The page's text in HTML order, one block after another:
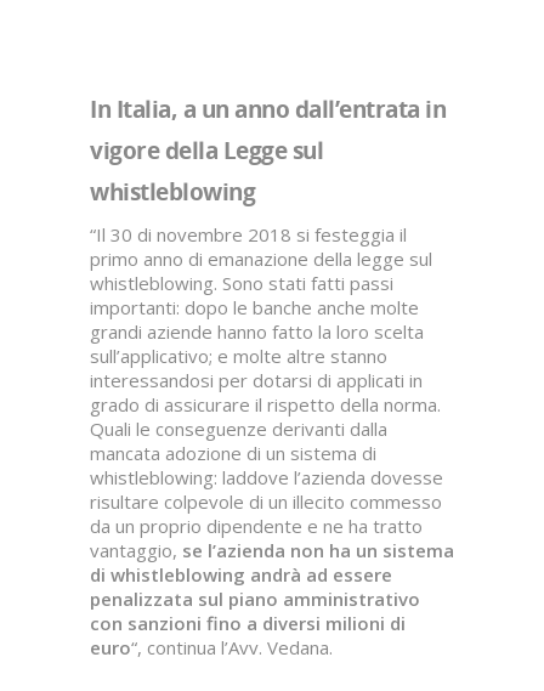
In Italia, a un anno dall’entrata in
vigore della Legge sul
whistleblowing
“Il 30 di novembre 2018 si festeggia il
primo anno di emanazione della legge sul
whistleblowing. Sono stati fatti passi
importanti: dopo le banche anche molte
grandi aziende hanno fatto la loro scelta
sull’applicativo; e molte altre stanno
interessandosi per dotarsi di applicati in
grado di assicurare il rispetto della norma.
Quali le conseguenze derivanti dalla
mancata adozione di un sistema di
whistleblowing: laddove l’azienda dovesse
risultare colpevole di un illecito commesso
da un proprio dipendente e ne ha tratto
vantaggio, se l’azienda non ha un sistema
di whistleblowing andrà ad essere
penalizzata sul piano amministrativo
con sanzioni fino a diversi milioni di
euro“, continua l’Avv. Vedana.